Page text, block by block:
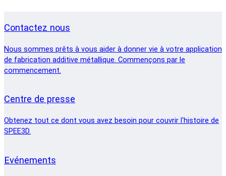
Contactez nous
Nous sommes prêts à vous aider à donner vie à votre application
de fabrication additive métallique. Commençons par le
commencement.
Centre de presse
Obtenez tout ce dont vous avez besoin pour couvrir l'histoire de
SPEE3D.
Evénements